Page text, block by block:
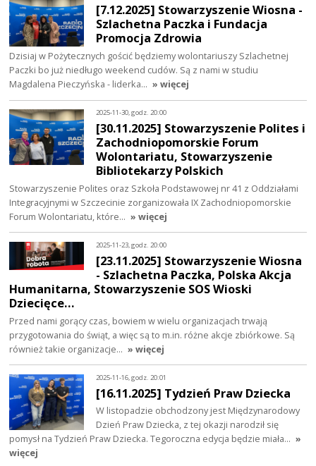
[7.12.2025] Stowarzyszenie Wiosna -
Szlachetna Paczka i Fundacja
Promocja Zdrowia
Dzisiaj w Pożytecznych gościć będziemy wolontariuszy Szlachetnej
Paczki bo już niedługo weekend cudów. Są z nami w studiu
Magdalena Pieczyńska - liderka… » więcej
2025-11-30, godz. 20:00
[30.11.2025] Stowarzyszenie Polites i
Zachodniopomorskie Forum
Wolontariatu, Stowarzyszenie
Bibliotekarzy Polskich
Stowarzyszenie Polites oraz Szkoła Podstawowej nr 41 z Oddziałami
Integracyjnymi w Szczecinie zorganizowała IX Zachodniopomorskie
Forum Wolontariatu, które… » więcej
2025-11-23, godz. 20:00
[23.11.2025] Stowarzyszenie Wiosna
- Szlachetna Paczka, Polska Akcja
Humanitarna, Stowarzyszenie SOS Wioski
Dziecięce…
Przed nami gorący czas, bowiem w wielu organizacjach trwają
przygotowania do świąt, a więc są to m.in. różne akcje zbiórkowe. Są
również takie organizacje… » więcej
2025-11-16, godz. 20:01
[16.11.2025] Tydzień Praw Dziecka
W listopadzie obchodzony jest Międzynarodowy
Dzień Praw Dziecka, z tej okazji narodził się
pomysł na Tydzień Praw Dziecka. Tegoroczna edycja będzie miała… »
więcej